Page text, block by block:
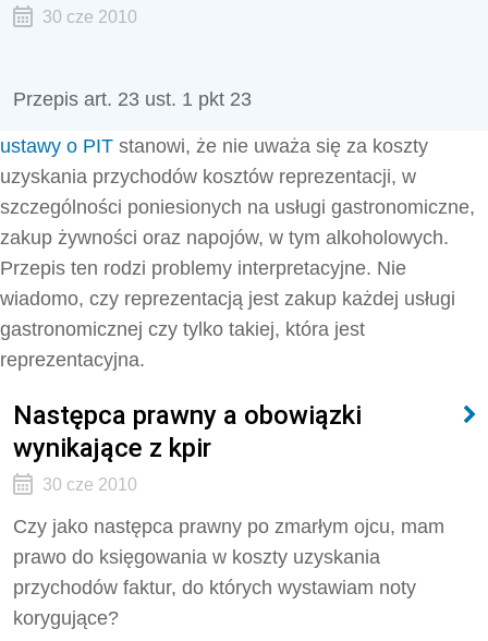
30 cze 2010
Przepis art. 23 ust. 1 pkt 23
ustawy o PIT stanowi, że nie uważa się za koszty
uzyskania przychodów kosztów reprezentacji, w
szczególności poniesionych na usługi gastronomiczne,
zakup żywności oraz napojów, w tym alkoholowych.
Przepis ten rodzi problemy interpretacyjne. Nie
wiadomo, czy reprezentacją jest zakup każdej usługi
gastronomicznej czy tylko takiej, która jest
reprezentacyjna.
Następca prawny a obowiązki
wynikające z kpir
30 cze 2010
Czy jako następca prawny po zmarłym ojcu, mam
prawo do księgowania w koszty uzyskania
przychodów faktur, do których wystawiam noty
korygujące?